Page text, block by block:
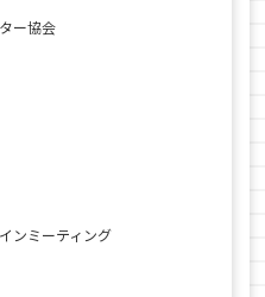
ー協会
ンミーティング